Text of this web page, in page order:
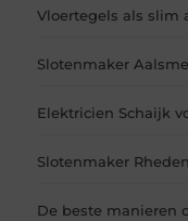
Vloertegels als slim
Slotenmaker
Elektricien Schaijk
Slotenmaker
De beste manieren